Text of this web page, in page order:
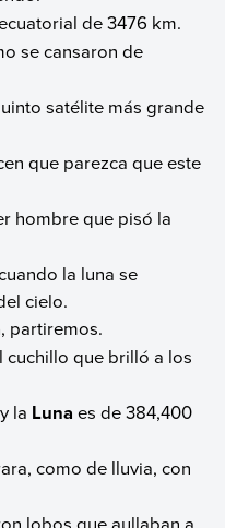
de 3476 km.
se cansaron de
satélite más grande
que parezca que este
hombre que pisó la
la luna se
cielo.
, partiremos.
cuchillo que brilló a los
la Luna es de 384,400
como de lluvia, con